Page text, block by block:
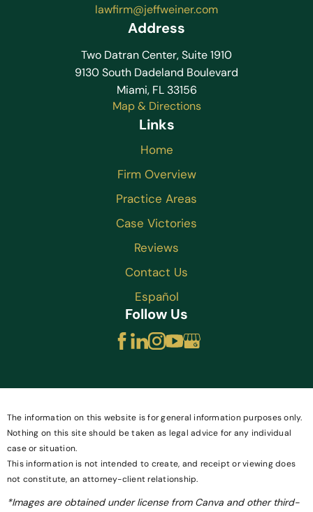
lawfirm@jeffweiner.com
Address
Two Datran Center, Suite 1910
9130 South Dadeland Boulevard
Miami, FL 33156
Map & Directions
Links
Home
Firm Overview
Practice Areas
Case Victories
Reviews
Contact Us
Español
Follow Us
The information on this website is for general information purposes only.
Nothing on this site should be taken as legal advice for any individual
case or situation.
This information is not intended to create, and receipt or viewing does
not constitute, an attorney-client relationship.
*Images are obtained under license from Canva and other third-